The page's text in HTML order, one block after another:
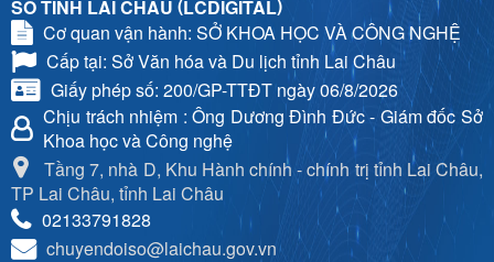
SỐ TỈNH LAI CHÂU LCDIGITAL
Cơ quan vận hành: SỞ KHOA HỌC VÀ CÔNG NGHỆ
Cấp tại: Sở Văn hóa và Du lịch tỉnh Lai Châu
Giấy phép số: 200/GP-TTĐT ngày 06/8/2026
Chịu trách nhiệm : Ông Dương Đình Đức - Giám đốc Sở
Khoa học và Công nghệ
Tầng 7, nhà D, Khu Hành chính - chính trị tỉnh Lai Châu,
TP Lai Châu, tỉnh Lai Châu
02133791828
chuyendoiso@laichau.gov.vn